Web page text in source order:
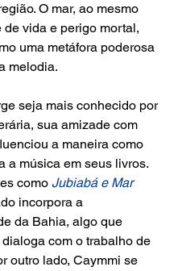
O mar, ao mesmo
de vida e perigo mortal,
uma metáfora poderosa
melodia.
seja mais conhecido por
sua amizade com
a maneira como
a música em seus livros.
como Jubiabá e Mar
incorpora a
da Bahia, algo que
com o trabalho de
outro lado, Caymmi se